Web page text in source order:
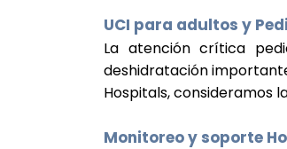
UCI para adultos y
La atención crítica
deshidratación
Hospitals, consideramos
Monitoreo y soporte